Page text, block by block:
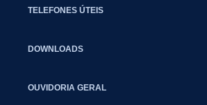
TELEFONES ÚTEIS
DOWNLOADS
OUVIDORIA GERAL